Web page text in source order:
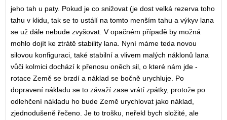
jeho tah u paty. Pokud je co snižovat (je dost velká rezerva toho
tahu v klidu, tak se to ustálí na tomto menším tahu a výkyv lana
se už dále nebude zvyšovat. V opačném případě by možná
mohlo dojít ke ztrátě stability lana. Nyní máme teda novou
silovou konfiguraci, také stabilní a vlivem malých náklonů lana
vůči kolmici dochází k přenosu oněch sil, o které nám jde -
rotace Země se brzdí a náklad se bočně urychluje. Po
dopravení nákladu se to závaží zase vrátí zpátky, protože po
odlehčení nákladu ho bude Země urychlovat jako náklad,
zjednodušeně řečeno. Je to trošku, neřekl bych složité, ale